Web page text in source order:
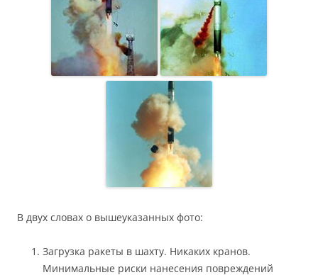
В двух словах о вышеуказанных фото:
Загрузка ракеты в шахту. Никаких кранов.
Минимальные риски нанесения повреждений